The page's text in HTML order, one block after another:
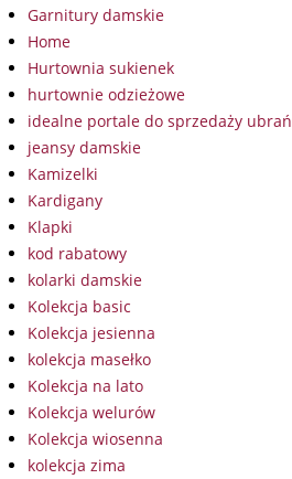
Garnitury damskie
Home
Hurtownia sukienek
hurtownie odzieżowe
idealne portale do sprzedaży ubrań
jeansy damskie
Kamizelki
Kardigany
Klapki
kod rabatowy
kolarki damskie
Kolekcja basic
Kolekcja jesienna
kolekcja masełko
Kolekcja na lato
Kolekcja welurów
Kolekcja wiosenna
kolekcja zima